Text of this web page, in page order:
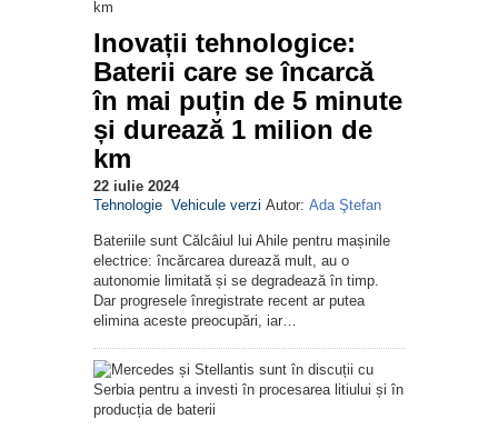
Inovații tehnologice:
Baterii care se încarcă
în mai puțin de 5 minute
și durează 1 milion de
km
22 iulie 2024
Tehnologie Vehicule verzi Autor: Ada Ştefan
Bateriile sunt Călcâiul lui Ahile pentru mașinile
electrice: încărcarea durează mult, au o
autonomie limitată și se degradează în timp.
Dar progresele înregistrate recent ar putea
elimina aceste preocupări, iar…